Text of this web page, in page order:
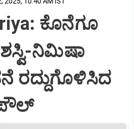
ಕೊನೆಗೂ
ನಿಮಿಷಾ